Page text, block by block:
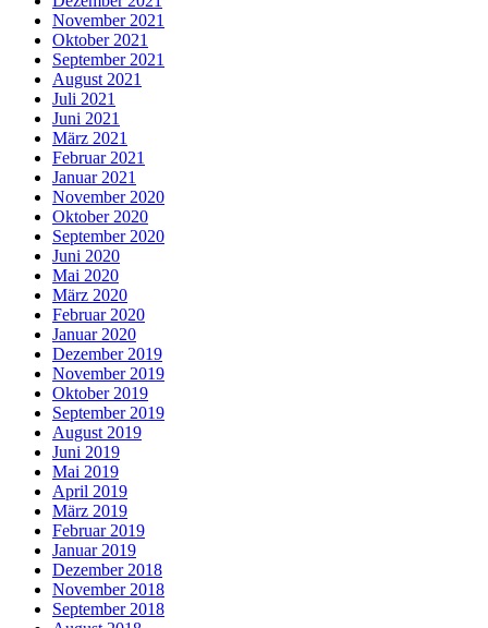
November 2021
Oktober 2021
September 2021
August 2021
Juli 2021
Juni 2021
März 2021
Februar 2021
Januar 2021
November 2020
Oktober 2020
September 2020
Juni 2020
Mai 2020
März 2020
Februar 2020
Januar 2020
Dezember 2019
November 2019
Oktober 2019
September 2019
August 2019
Juni 2019
Mai 2019
April 2019
März 2019
Februar 2019
Januar 2019
Dezember 2018
November 2018
September 2018